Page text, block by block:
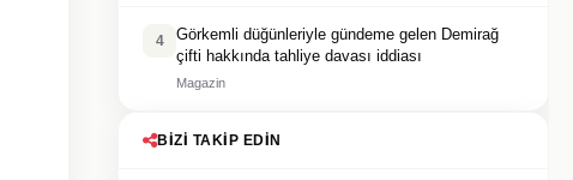
4
Görkemli düğünleriyle gündeme gelen Demirağ
çifti hakkında tahliye davası iddiası
Magazin
BIZI TAKIP EDIN